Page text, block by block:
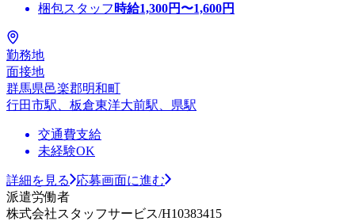
梱包スタッフ 時給1,300円〜1,600円
勤務地
面接地
群馬県邑楽郡明和町
行田市駅、板倉東洋大前駅、県駅
交通費支給
未経験OK
詳細を見る
応募画面に進む
派遣労働者
株式会社スタッフサービス/H10383415